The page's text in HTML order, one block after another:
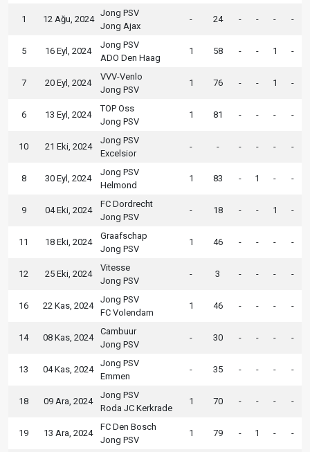
1 12 Ağu, 2024
Jong PSV
Jong Ajax
- 24 - - - -
5 16 Eyl, 2024
Jong PSV
ADO Den Haag
1 58 - - 1 -
7 20 Eyl, 2024
VVV-Venlo
Jong PSV
1 76 - - 1 -
6 13 Eyl, 2024
TOP Oss
Jong PSV
1 81 - - - -
10 21 Eki, 2024
Jong PSV
Excelsior
- - - - - -
8 30 Eyl, 2024
Jong PSV
Helmond
1 83 - 1 - -
9 04 Eki, 2024
FC Dordrecht
Jong PSV
- 18 - - 1 -
11 18 Eki, 2024
Graafschap
Jong PSV
1 46 - - - -
12 25 Eki, 2024
Vitesse
Jong PSV
- 3 - - - -
16 22 Kas, 2024
Jong PSV
FC Volendam
1 46 - - - -
14 08 Kas, 2024
Cambuur
Jong PSV
- 30 - - - -
13 04 Kas, 2024
Jong PSV
Emmen
- 35 - - - -
18 09 Ara, 2024
Jong PSV
Roda JC Kerkrade
1 70 - - - -
19 13 Ara, 2024
FC Den Bosch
Jong PSV
1 79 - 1 - -